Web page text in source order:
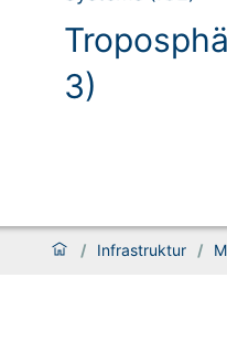
3)
/ Infrastruktur /